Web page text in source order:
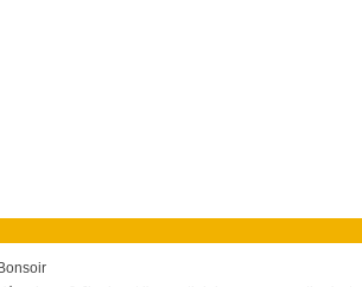
Bonsoir